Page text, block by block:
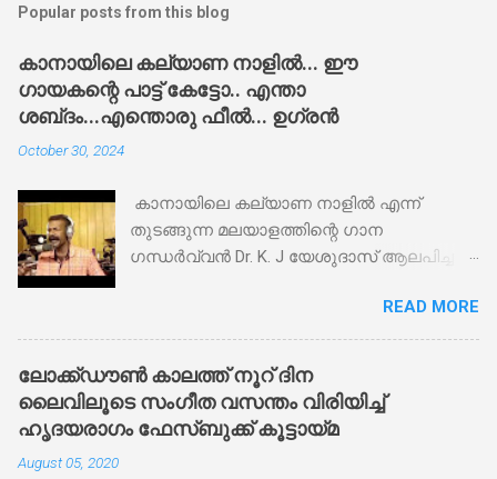
Popular posts from this blog
കാനായിലെ കല്യാണ നാളിൽ... ഈ
ഗായകന്റെ പാട്ട് കേട്ടോ.. എന്താ
ശബ്‌ദം...എന്തൊരു ഫീൽ... ഉഗ്രൻ
October 30, 2024
കാനായിലെ കല്യാണ നാളിൽ എന്ന്
തുടങ്ങുന്ന മലയാളത്തിന്റെ ഗാന
ഗന്ധർവ്വൻ Dr. K. J യേശുദാസ് ആലപിച്ച
ഇതാ രമേശ്‌ പൂച്ചാക്കൽ നല്ല ഫീലോടെ
പാടിയിരിക്കുന്നു... സാധാരണക്കാരനായ ഈ
അനുഗ്രഹീത ഗായകനെ തീർച്ചയായും
സപ്പോർട്ട് ചെയ്യണം... ഇതുപോലെ
കഴിവുള്ള ഗായകർ ഉയർന്നു വരട്ടെ... Jaya
Gopal എന്ന യൂട്യൂബ് ചാനലിൽ അപ്‌ലോഡ്
READ MORE
ലോക്ക്ഡൗണ്‍ കാലത്ത് നൂറ് ദിന
ലൈവിലൂടെ സംഗീത വസന്തം വിരിയിച്ച്
ഹൃദയരാഗം ഫേസ്ബുക്ക് കൂട്ടായ്മ
August 05, 2020